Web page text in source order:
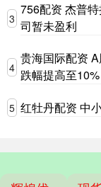
3
756配资 杰普
司暂未盈利
4
贵海国际配资
跌幅提高至10%
5 红牡丹配资 中